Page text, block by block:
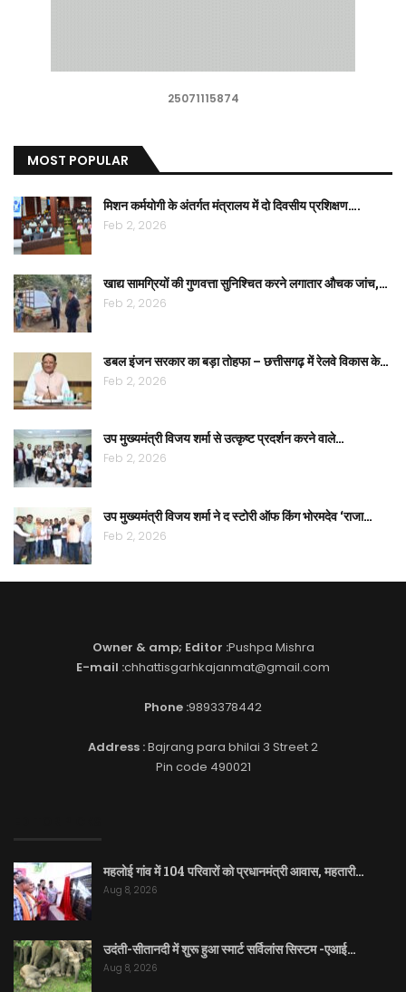
25071115874
MOST POPULAR
मिशन कर्मयोगी के अंतर्गत मंत्रालय में दो दिवसीय प्रशिक्षण….
Feb 2, 2026
खाद्य सामग्रियों की गुणवत्ता सुनिश्चित करने लगातार औचक जांच,…
Feb 2, 2026
डबल इंजन सरकार का बड़ा तोहफा – छत्तीसगढ़ में रेलवे विकास के…
Feb 2, 2026
उप मुख्यमंत्री विजय शर्मा से उत्कृष्ट प्रदर्शन करने वाले…
Feb 2, 2026
उप मुख्यमंत्री विजय शर्मा ने द स्टोरी ऑफ किंग भोरमदेव ‘राजा…
Feb 2, 2026
Owner & amp; Editor :Pushpa Mishra
E-mail :chhattisgarhkajanmat@gmail.com
Phone :9893378442
Address :Bajrang para bhilai 3 Street 2
Pin code 490021
महलोई गांव में 104 परिवारों को प्रधानमंत्री आवास, महतारी…
Aug 8, 2026
उदंती-सीतानदी में शुरू हुआ स्मार्ट सर्विलांस सिस्टम -एआई…
Aug 8, 2026